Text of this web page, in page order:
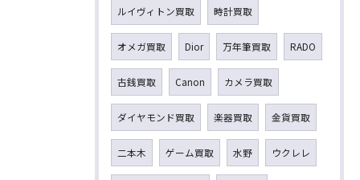
ルイヴィトン買取 時計買取
オメガ買取 Dior 万年筆買取 RADO
古銭買取 Canon カメラ買取
ダイヤモンド買取 楽器買取 金貨買取
二本木 ゲーム買取 水野 ウクレレ